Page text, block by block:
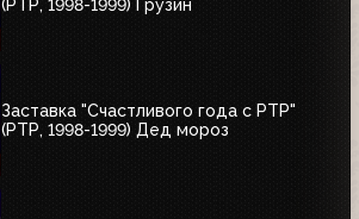
(РТР, 1998-1999) Грузин
Заставка "Счастливого года с РТР"
(РТР, 1998-1999) Дед мороз